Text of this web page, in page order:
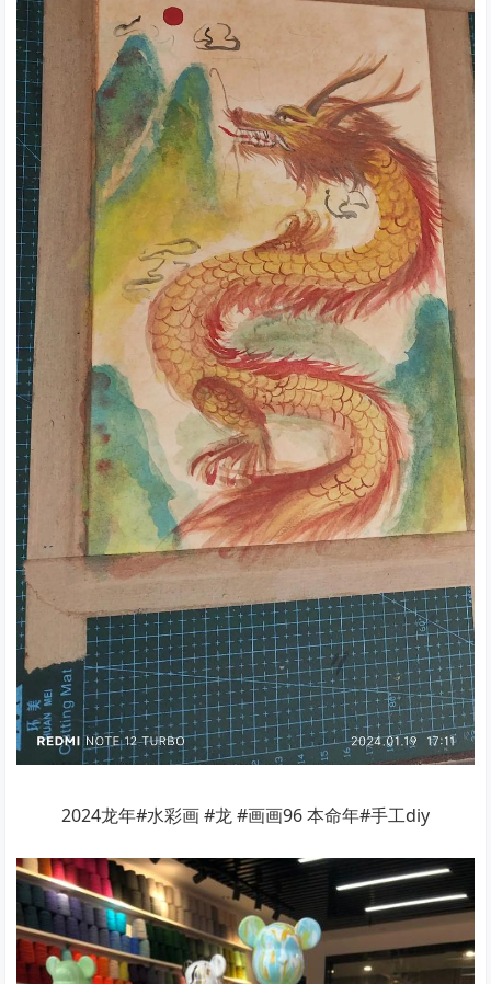
2024龙年#水彩画 #龙 #画画96 本命年#手工diy